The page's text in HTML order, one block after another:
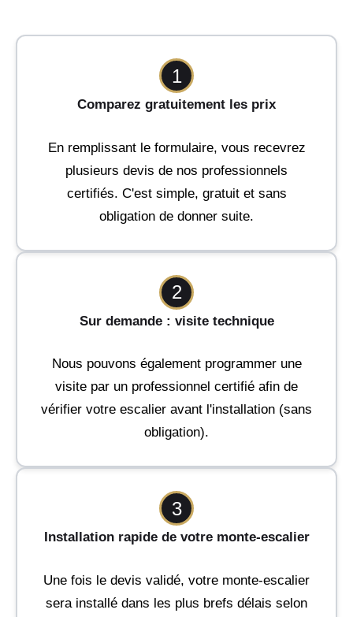
1
Comparez gratuitement les prix
En remplissant le formulaire, vous recevrez
plusieurs devis de nos professionnels
certifiés. C'est simple, gratuit et sans
obligation de donner suite.
2
Sur demande : visite technique
Nous pouvons également programmer une
visite par un professionnel certifié afin de
vérifier votre escalier avant l'installation (sans
obligation).
3
Installation rapide de votre monte-escalier
Une fois le devis validé, votre monte-escalier
sera installé dans les plus brefs délais selon